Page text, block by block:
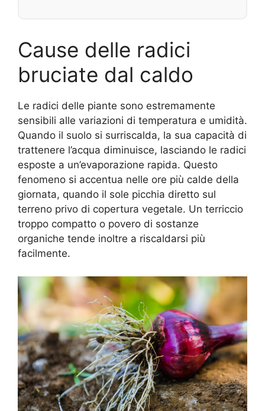
Cause delle radici
bruciate dal caldo
Le radici delle piante sono estremamente
sensibili alle variazioni di temperatura e umidità.
Quando il suolo si surriscalda, la sua capacità di
trattenere l’acqua diminuisce, lasciando le radici
esposte a un’evaporazione rapida. Questo
fenomeno si accentua nelle ore più calde della
giornata, quando il sole picchia diretto sul
terreno privo di copertura vegetale. Un terriccio
troppo compatto o povero di sostanze
organiche tende inoltre a riscaldarsi più
facilmente.